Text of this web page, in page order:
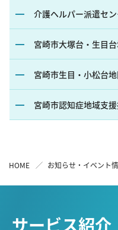
介護ヘルパー派遣セ
宮崎市⼤塚台・⽣⽬
宮崎市⽣⽬・⼩松台
宮崎市認知症地域⽀
HOME お知らせ・イベント
サービス紹介